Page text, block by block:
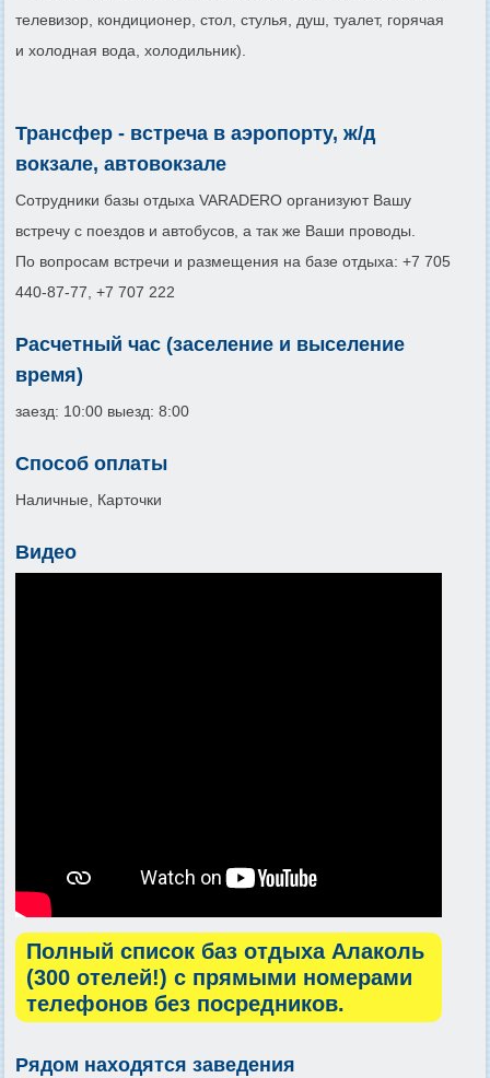
телевизор, кондиционер, стол, стулья, душ, туалет, горячая
и холодная вода, холодильник).
Трансфер - встреча в аэропорту, ж/д
вокзале, автовокзале
Сотрудники базы отдыха VARADERO организуют Вашу
встречу с поездов и автобусов, а так же Ваши проводы.
По вопросам встречи и размещения на базе отдыха: +7 705
440-87-77, +7 707 222
Расчетный час (заселение и выселение
время)
заезд: 10:00 выезд: 8:00
Способ оплаты
Наличные, Карточки
Видео
Полный список баз отдыха Алаколь
(300 отелей!) с прямыми номерами
телефонов без посредников.
Рядом находятся заведения